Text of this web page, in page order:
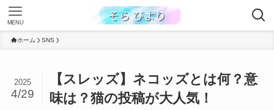
MENU
ホーム SNS
【スレッズ】ネコッズとは何？意
味は？猫の投稿が大人気！
2025
4/29